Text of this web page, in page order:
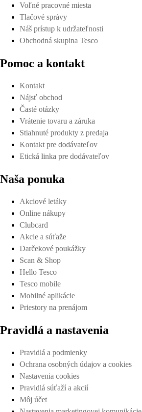
Voľné pracovné miesta
Tlačové správy
Náš prístup k udržateľnosti
Obchodná skupina Tesco
Pomoc a kontakt
Kontakt
Nájsť obchod
Časté otázky
Vrátenie tovaru a záruka
Stiahnuté produkty z predaja
Kontakt pre dodávateľov
Etická linka pre dodávateľov
Naša ponuka
Akciové letáky
Online nákupy
Clubcard
Akcie a súťaže
Darčekové poukážky
Scan & Shop
Hello Tesco
Tesco mobile
Mobilné aplikácie
Priestory na prenájom
Pravidlá a nastavenia
Pravidlá a podmienky
Ochrana osobných údajov a cookies
Nastavenia cookies
Pravidlá súťaží a akcií
Môj účet